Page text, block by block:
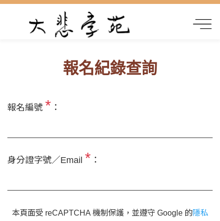
報名紀錄查詢
報名編號 * ：
身分證字號／Email * ：
本頁面受 reCAPTCHA 機制保護，並遵守 Google 的隱私